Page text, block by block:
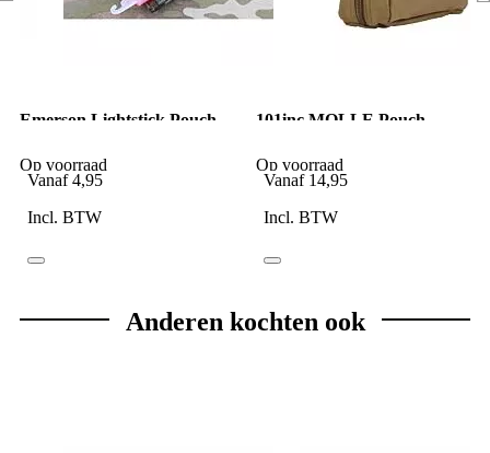
Emerson Lightstick Pouch
Op voorraad
Vanaf 4,95
Incl. BTW
101inc MOLLE Pouch
kruis coyote
Op voorraad
Vanaf 14,95
Incl. BTW
Anderen kochten ook